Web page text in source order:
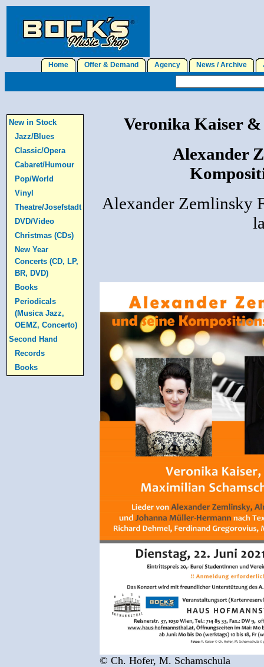
Home Offer & Demand Agency News / Archive
New in Stock
Jazz/Blues
Classic/Opera
Cabaret/Humour
Pop/World
Vinyl
Theatre/Josefstadt
DVD/Video
Christmas (CDs)
New Year
Concerts (CD, LP,
BR, DVD)
Books
Periodicals
(Musica Jazz,
OEMZ, Concerto)
Second Hand
Records
Books
Veronika Kaiser
Alexander
Alexander Zemlinsky
© Ch. Hofer, M. Schamschula